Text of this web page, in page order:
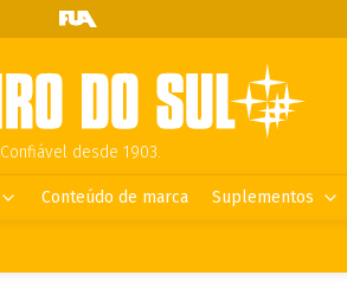
Confiável desde 1903.
Conteúdo de marca Suplementos